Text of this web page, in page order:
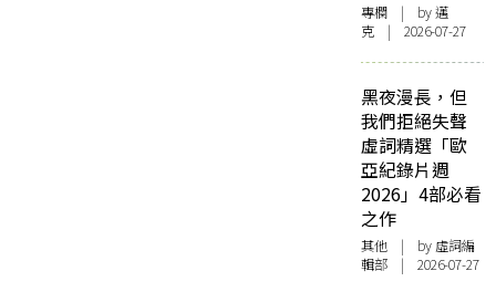
專欄 | by邁
克 | 2026-07-27
黑夜漫長，但
我們拒絕失聲
虛詞精選「歐
亞紀錄片週
2026」4部必看
之作
其他 | by 虛詞編
輯部 | 2026-07-27